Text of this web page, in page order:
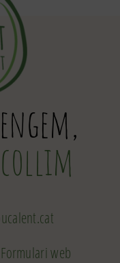
Formulari web